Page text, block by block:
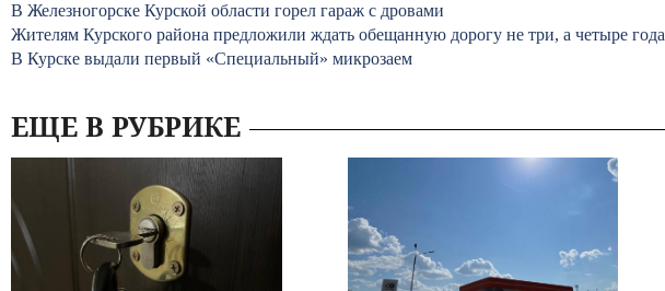
В Железногорске Курской области горел гараж с дровами
Жителям Курского района предложили ждать обещанную дорогу не три, а четыре года
В Курске выдали первый «Специальный» микрозаем
ЕЩЕ В РУБРИКЕ